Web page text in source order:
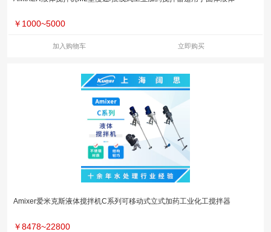
￥ 1000~5000
加入购物车 立即购买
Amixer爱米克斯液体搅拌机C系列可移动式立式加药工业化工搅拌器
￥8478~22800